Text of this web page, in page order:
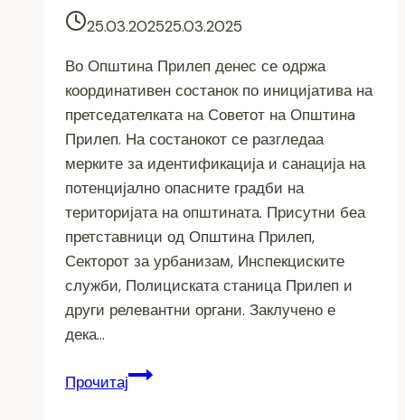
25.03.202525.03.2025
Во Општина Прилеп денес се одржа
координативен состанок по иницијатива на
претседателката на Советот на Општинa
Прилеп. На состанокот се разгледаа
мерките за идентификација и санација на
потенцијално опасните градби на
територијата на општината. Присутни беа
претставници од Општина Прилеп,
Секторот за урбанизам, Инспекциските
служби, Полициската станица Прилеп и
други релевантни органи. Заклучено е
дека…
ПрочитајКоординативен